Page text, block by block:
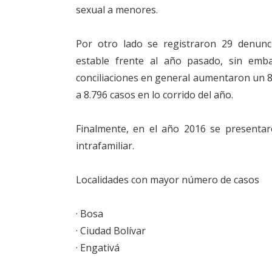
sexual a menores.
Por otro lado se registraron 29
estable frente al año pasado, sin
conciliaciones en general aumentaron un
a 8.796 casos en lo corrido del año.
Finalmente, en el año 2016 se
intrafamiliar.
Localidades con mayor número de casos
· Bosa
· Ciudad Bolívar
· Engativá